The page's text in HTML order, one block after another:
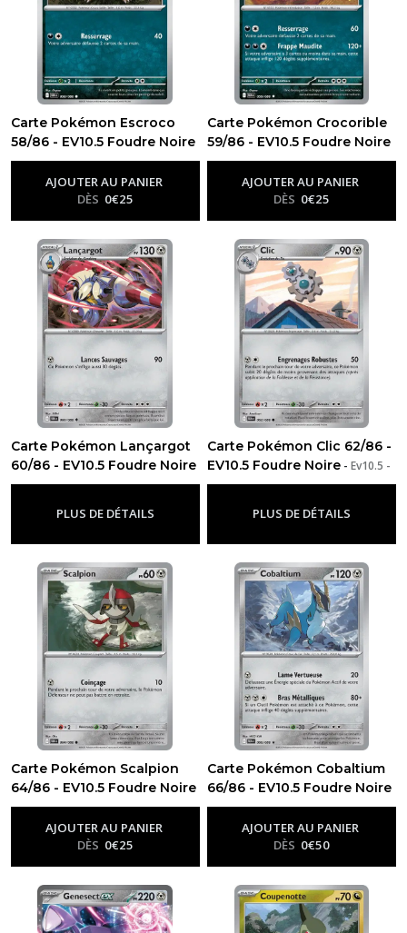
Carte Pokémon Escroco
58/86 - EV10.5 Foudre Noire
-Ev10.5 - Foudre Noire
AJOUTER AU PANIER
DÈS 0€25
Carte Pokémon Crocorible
59/86 - EV10.5 Foudre Noire
-Ev10.5 - Foudre Noire
AJOUTER AU PANIER
DÈS 0€25
Carte Pokémon Lançargot
60/86 - EV10.5 Foudre Noire
-Ev10.5 - Foudre Noire
PLUS DE DÉTAILS
Carte Pokémon Clic 62/86 -
EV10.5 Foudre Noire -Ev10.5 -
Foudre Noire
PLUS DE DÉTAILS
Carte Pokémon Scalpion
64/86 - EV10.5 Foudre Noire
-Ev10.5 - Foudre Noire
AJOUTER AU PANIER
DÈS 0€25
Carte Pokémon Cobaltium
66/86 - EV10.5 Foudre Noire
-Ev10.5 - Foudre Noire
AJOUTER AU PANIER
DÈS 0€50